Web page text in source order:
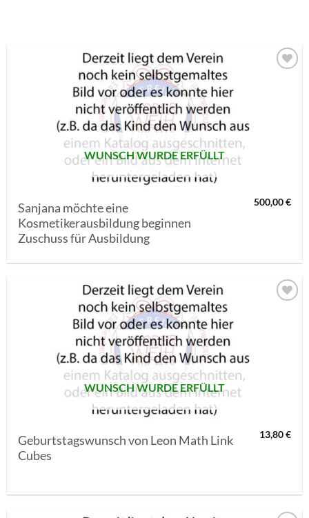
WUNSCH WURDE ERFÜLLT
Sanjana möchte eine
Kosmetikerausbildung beginnen
Zuschuss für Ausbildung
500,00€
WUNSCH WURDE ERFÜLLT
Geburtstagswunsch von Leon Math Link
Cubes
13,80€